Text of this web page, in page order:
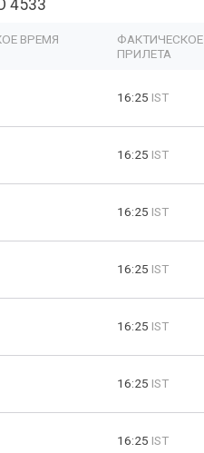
4533
ВРЕМЯ
ПРИЛЕТА
16:25 IST
16:25 IST
16:25 IST
16:25 IST
16:25 IST
16:25 IST
16:25 IST